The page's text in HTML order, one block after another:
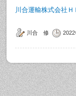
川合運輸株式会社Ｈ
川合 修 2022